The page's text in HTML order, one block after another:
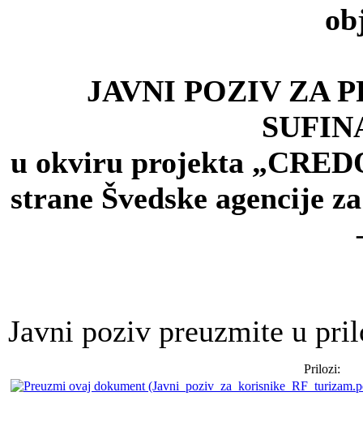
JAVNI POZIV ZA
u okviru projekta
strane Švedske agencije
Javni poziv preuzmite u
Prilozi: